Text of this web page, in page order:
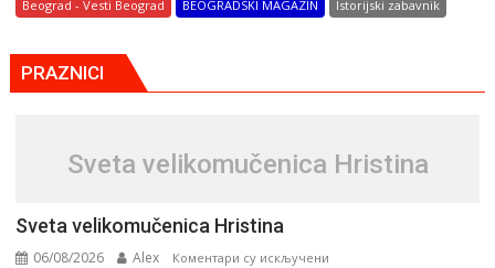
Beograd - Vesti Beograd BEOGRADSKI MAGAZIN Istorijski zabavnik
PRAZNICI
Svеta vеlikоmučеnica Hristina
Svеta vеlikоmučеnica Hristina
06/08/2026 Alex Коментари су искључени